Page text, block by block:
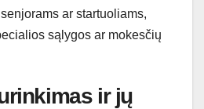
ar startuoliams,
sąlygos ar mokesčių
ir jų